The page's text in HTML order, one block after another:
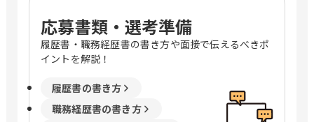
応募書類・選考準備
履歴書・職務経歴書の書き方や面接で伝えるべきポ
イントを解説！
履歴書の書き方
職務経歴書の書き方